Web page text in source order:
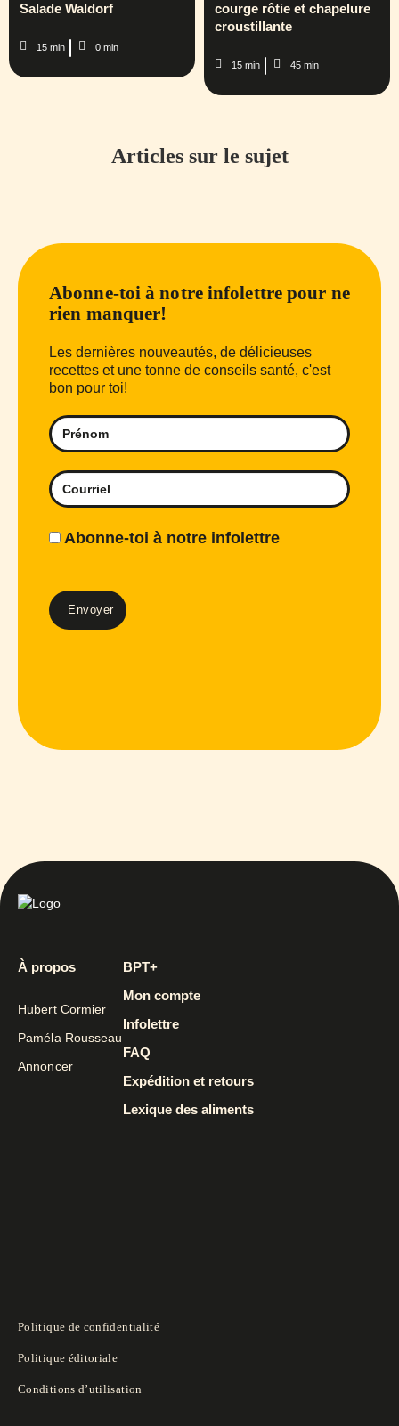
Salade Waldorf
15 min 0 min
courge rôtie et chapelure
croustillante
15 min 45 min
Articles sur le sujet
Abonne-toi à notre infolettre pour ne
rien manquer!
Les dernières nouveautés, de délicieuses
recettes et une tonne de conseils santé, c'est
bon pour toi!
Abonne-toi à notre infolettre
À propos
Hubert Cormier
Paméla Rousseau
Annoncer
BPT+
Mon compte
Infolettre
FAQ
Expédition et retours
Lexique des aliments
Politique de confidentialité
Politique éditoriale
Conditions d’utilisation